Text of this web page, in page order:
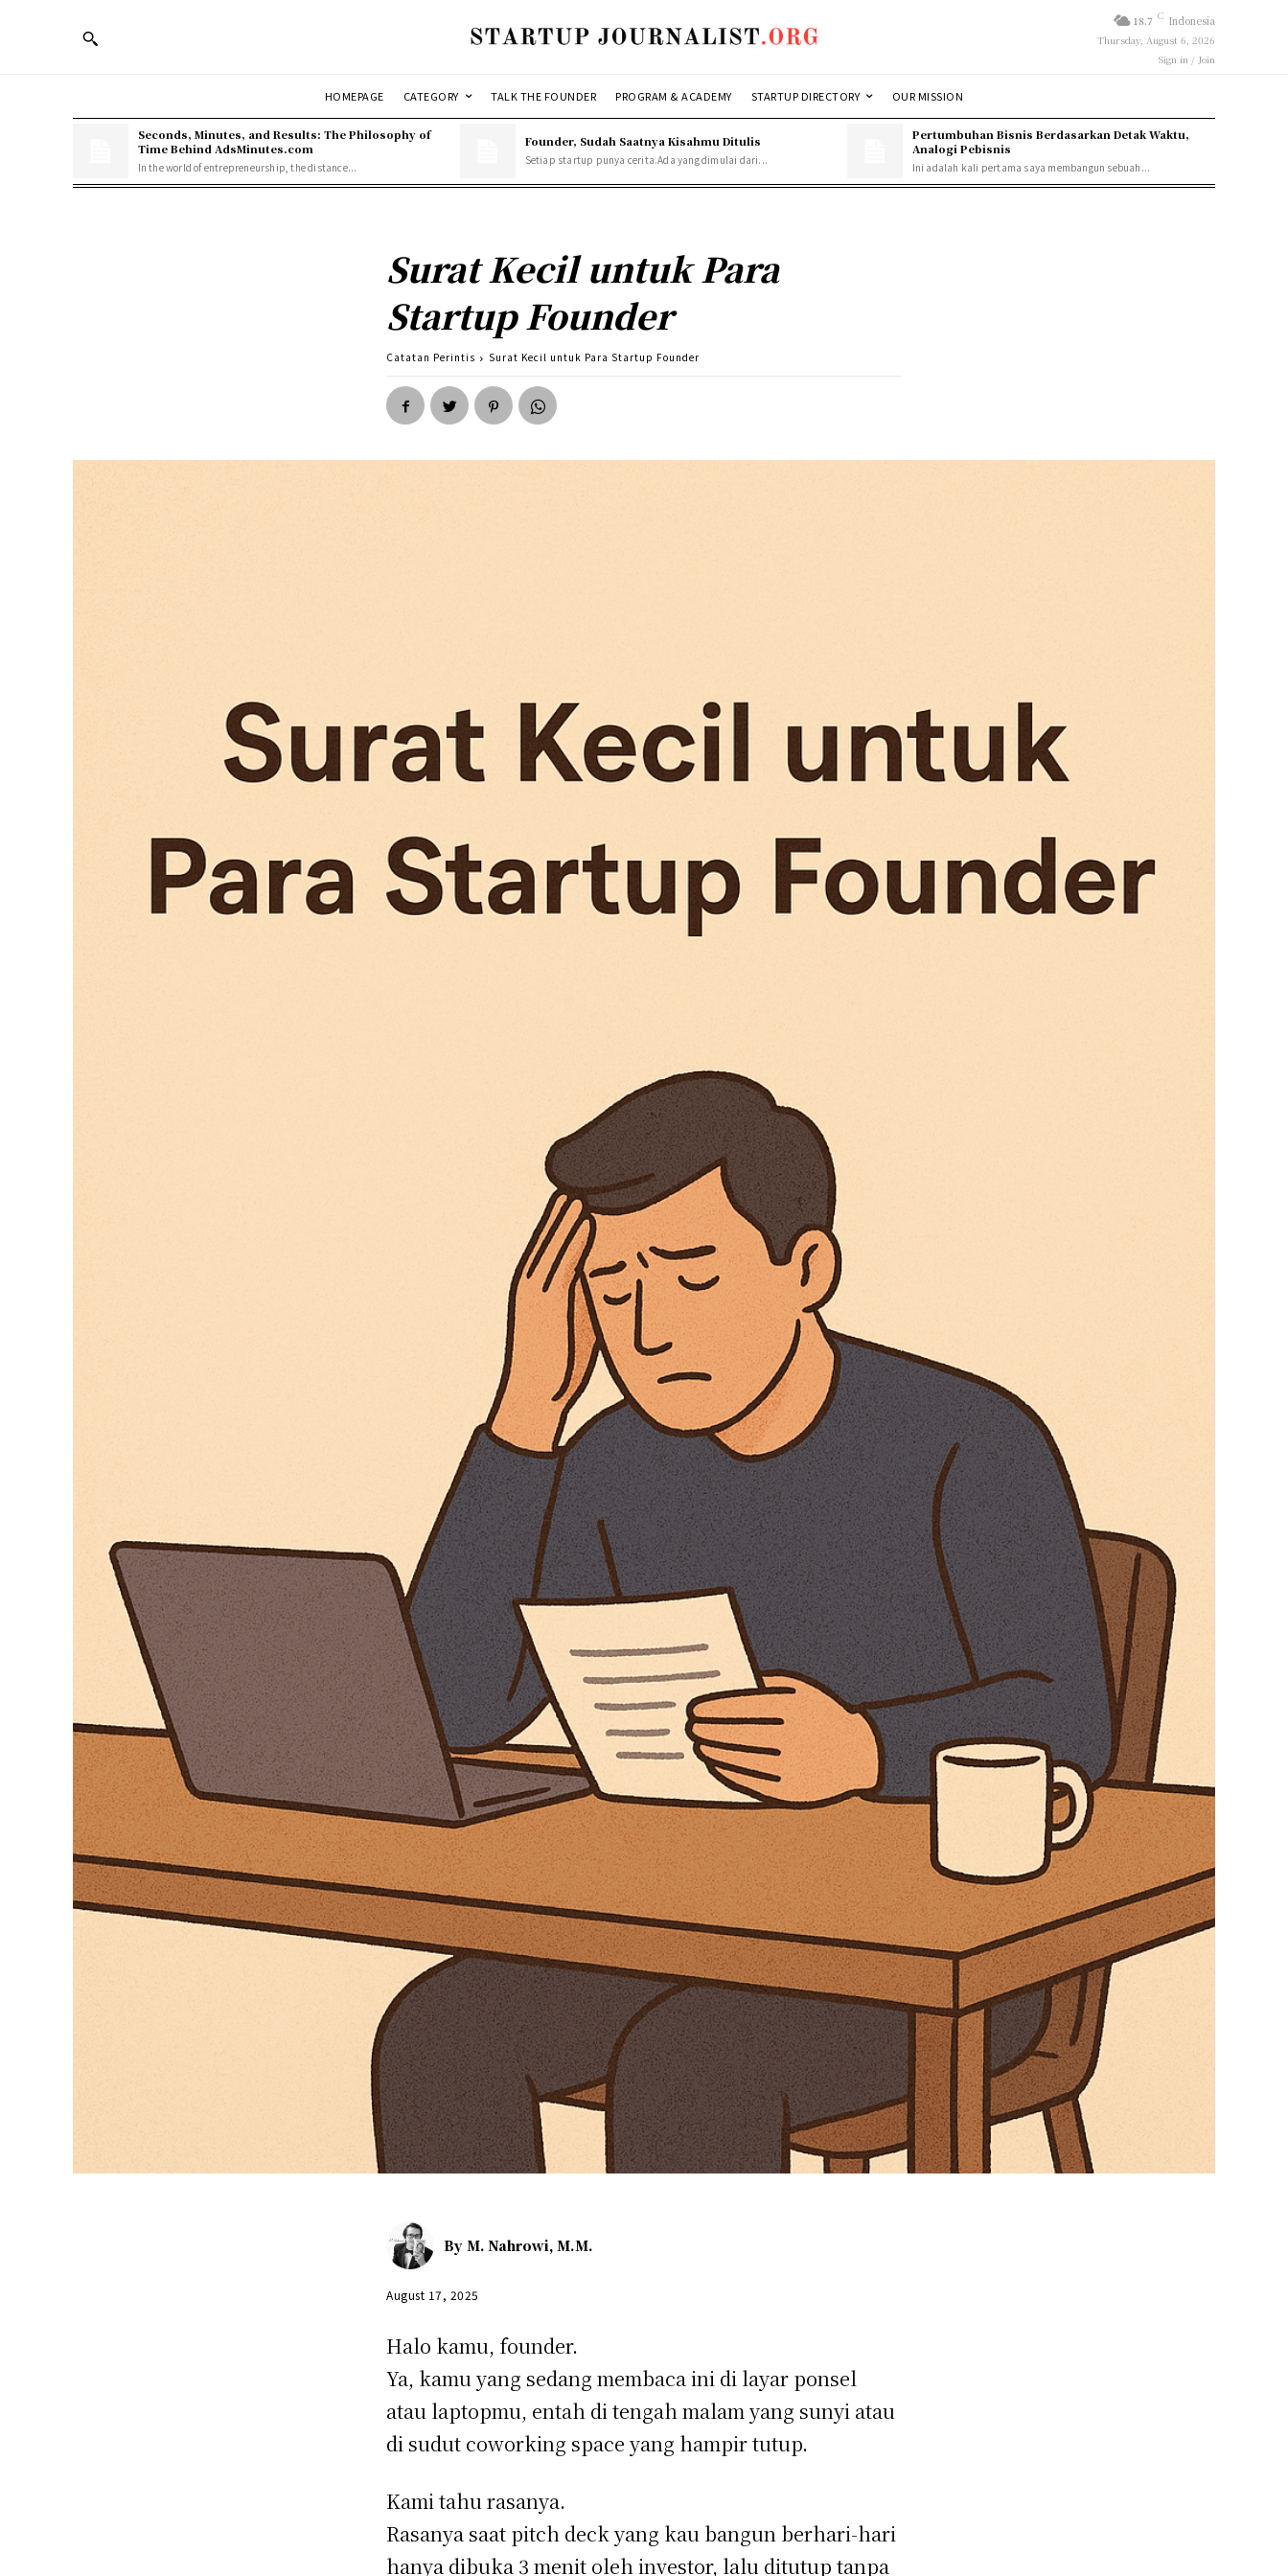
18.7 C Indonesia
Thursday, August 6, 2026
Sign in / Join
HOMEPAGE CATEGORY TALK THE FOUNDER PROGRAM & ACADEMY STARTUP DIRECTORY OUR MISSION
Seconds, Minutes, and Results: The Philosophy of
Time Behind AdsMinutes.com
In the world of entrepreneurship, the distance...
Founder, Sudah Saatnya Kisahmu Ditulis
Setiap startup punya cerita.Ada yang dimulai dari...
Pertumbuhan Bisnis Berdasarkan Detak Waktu,
Analogi Pebisnis
Ini adalah kali pertama saya membangun sebuah...
Surat Kecil untuk Para
Startup Founder
Catatan Perintis Surat Kecil untuk Para Startup Founder
By M. Nahrowi, M.M.
August 17, 2025
Halo kamu, founder.
Ya, kamu yang sedang membaca ini di layar ponsel
atau laptopmu, entah di tengah malam yang sunyi atau
di sudut coworking space yang hampir tutup.
Kami tahu rasanya.
Rasanya saat pitch deck yang kau bangun berhari-hari
hanya dibuka 3 menit oleh investor, lalu ditutup tanpa